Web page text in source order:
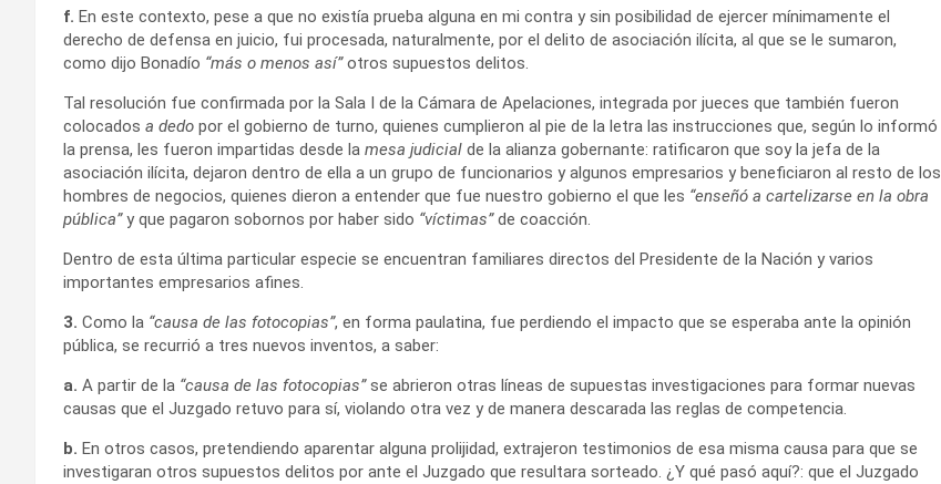
f. En este contexto, pese a que no existía prueba alguna en mi contra y sin posibilidad de ejercer mínimamente el
derecho de defensa en juicio, fui procesada, naturalmente, por el delito de asociación ilícita, al que se le sumaron,
como dijo Bonadío “más o menos así”otros supuestos delitos.
Tal resolución fue confirmada por la Sala I de la Cámara de Apelaciones, integrada por jueces que también fueron
colocados a dedo por el gobierno de turno, quienes cumplieron al pie de la letra las instrucciones que, según lo informó
la prensa, les fueron impartidas desde la mesa judicial de la alianza gobernante: ratificaron que soy la jefa de la
asociación ilícita, dejaron dentro de ella a un grupo de funcionarios y algunos empresarios y beneficiaron al resto de los
hombres de negocios, quienes dieron a entender que fue nuestro gobierno el que les “enseñó a cartelizarse en la obra
pública”y que pagaron sobornos por haber sido “víctimas”de coacción.
Dentro de esta última particular especie se encuentran familiares directos del Presidente de la Nación y varios
importantes empresarios afines.
3. Como la “causa de las fotocopias”, en forma paulatina, fue perdiendo el impacto que se esperaba ante la opinión
pública, se recurrió a tres nuevos inventos, a saber:
a. A partir de la “causa de las fotocopias”se abrieron otras líneas de supuestas investigaciones para formar nuevas
causas que el Juzgado retuvo para sí, violando otra vez y de manera descarada las reglas de competencia.
b. En otros casos, pretendiendo aparentar alguna prolijidad, extrajeron testimonios de esa misma causa para que se
investigaran otros supuestos delitos por ante el Juzgado que resultara sorteado. ¿Y qué pasó aquí?: que el Juzgado